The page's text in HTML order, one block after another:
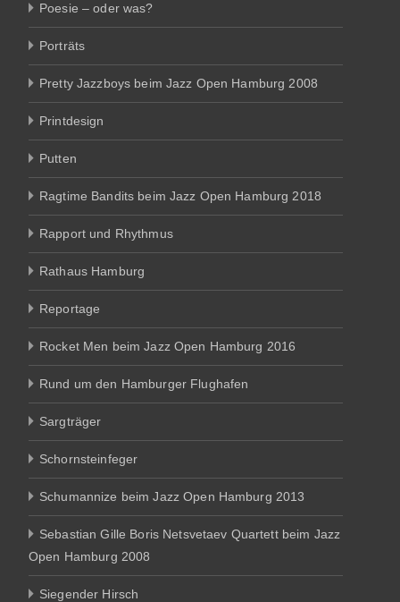
Poesie – oder was?
Porträts
Pretty Jazzboys beim Jazz Open Hamburg 2008
Printdesign
Putten
Ragtime Bandits beim Jazz Open Hamburg 2018
Rapport und Rhythmus
Rathaus Hamburg
Reportage
Rocket Men beim Jazz Open Hamburg 2016
Rund um den Hamburger Flughafen
Sargträger
Schornsteinfeger
Schumannize beim Jazz Open Hamburg 2013
Sebastian Gille Boris Netsvetaev Quartett beim Jazz
Open Hamburg 2008
Siegender Hirsch